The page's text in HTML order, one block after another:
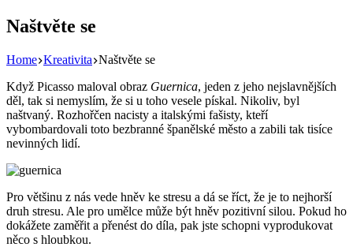
Naštvěte se
Home Kreativita Naštvěte se
Když Picasso maloval obraz Guernica, jeden z jeho nejslavnějších
děl, tak si nemyslím, že si u toho vesele pískal. Nikoliv, byl
naštvaný. Rozhořčen nacisty a italskými fašisty, kteří
vybombardovali toto bezbranné španělské město a zabili tak tisíce
nevinných lidí.
Pro většinu z nás vede hněv ke stresu a dá se říct, že je to nejhorší
druh stresu. Ale pro umělce může být hněv pozitivní silou. Pokud ho
dokážete zaměřit a přenést do díla, pak jste schopni vyprodukovat
něco s hloubkou.